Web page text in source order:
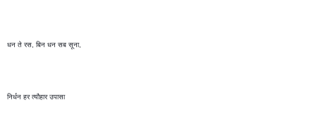
धन ते रस, बिन धन सब सूना,
निर्धन हर त्यौहार उपासा